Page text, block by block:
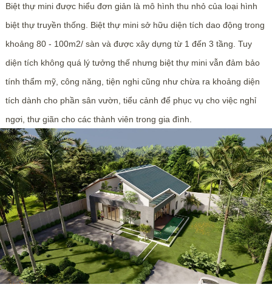
Biệt thự mini được hiểu đơn giản là mô hình thu nhỏ của loại hình
biệt thự truyền thống. Biệt thự mini sở hữu diện tích dao động trong
khoảng 80 - 100m2/ sàn và được xây dựng từ 1 đến 3 tầng. Tuy
diện tích không quá lý tưởng thế nhưng biệt thự mini vẫn đảm bảo
tính thẩm mỹ, công năng, tiện nghi cũng như chừa ra khoảng diện
tích dành cho phần sân vườn, tiểu cảnh để phục vụ cho việc nghỉ
ngơi, thư giãn cho các thành viên trong gia đình.